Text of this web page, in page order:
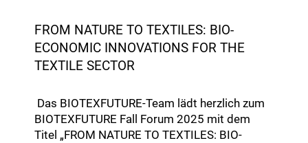
FROM NATURE TO TEXTILES: BIO-
ECONOMIC INNOVATIONS FOR THE
TEXTILE SECTOR
Das BIOTEXFUTURE-Team lädt herzlich zum
BIOTEXFUTURE Fall Forum 2025 mit dem
Titel „FROM NATURE TO TEXTILES: BIO-